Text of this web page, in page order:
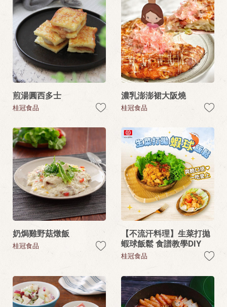
煎湯圓西多士
桂冠食品
濃乳澎澎裙大阪燒
桂冠食品
奶焗雞野菇燉飯
桂冠食品
【不流汗料理】生菜打拋
蝦球飯鬆 食譜教學DIY
桂冠食品